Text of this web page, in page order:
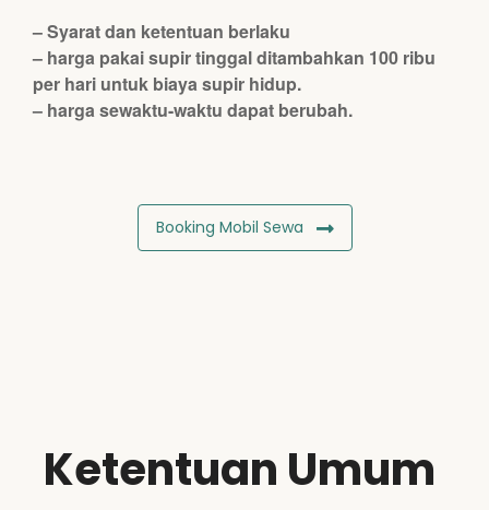
– Syarat dan ketentuan berlaku
– harga pakai supir tinggal ditambahkan 100 ribu
per hari untuk biaya supir hidup.
– harga sewaktu-waktu dapat berubah.
Booking Mobil Sewa
Ketentuan Umum